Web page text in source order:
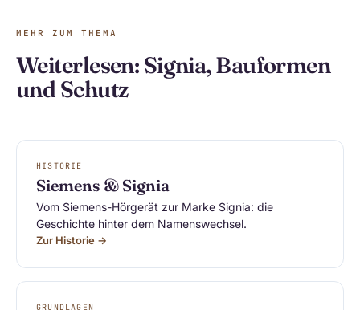
MEHR ZUM THEMA
Weiterlesen: Signia, Bauformen
und Schutz
HISTORIE
Siemens & Signia
Vom Siemens-Hörgerät zur Marke Signia: die
Geschichte hinter dem Namenswechsel.
Zur Historie →
GRUNDLAGEN